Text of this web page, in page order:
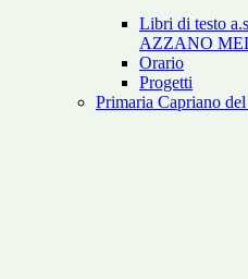
Libri di testo
AZZANO
Orario
Progetti
Primaria Capriano